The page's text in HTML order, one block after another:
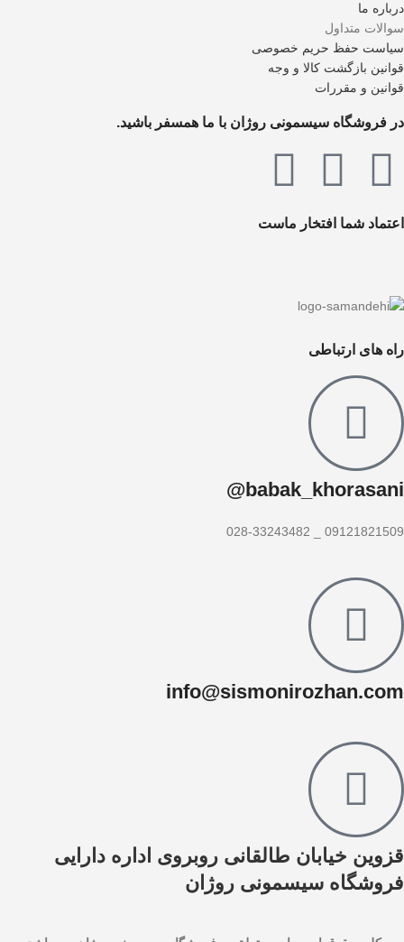
درباره ما
سوالات متداول
سیاست حفظ حریم خصوصی
قوانین بازگشت کالا و وجه
قوانین و مقررات
در فروشگاه سیسمونی روژان با ما همسفر باشید.
اعتماد شما افتخار ماست
راه های ارتباطی
babak_khorasani@
09121821509 _ 028-33243482
info@sismonirozhan.com
قزوین خیابان طالقانی روبروی اداره دارایی
فروشگاه سیسمونی روژان